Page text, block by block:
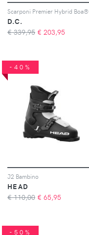
Scarponi Premier Hybrid Boa®
D.C.
€ 339,95 € 203,95
-40%
J2 Bambino
HEAD
€ 110,00 € 65,95
-50%